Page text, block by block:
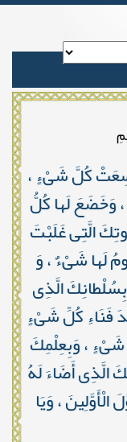
كُلَّ شَىْءٍ ،
وَخَضَعَ لَها كُلُّ
الَّتِى غَلَبْتَ
لَها شَىْءٌ ، وَ
الَّذِى
فَنَاءِ كُلِّ شَىْءٍ
شَىْءٍ ، وَبِعِلْمِكَ
الَّذِى أَضَاءَ لَهُ
، وَيَا